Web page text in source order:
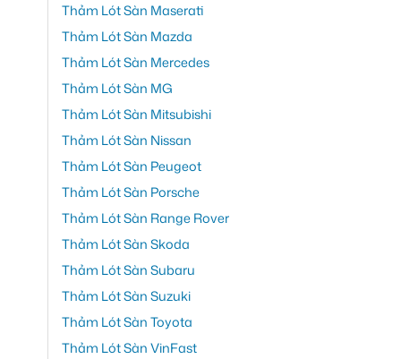
Thảm Lót Sàn Maserati
Thảm Lót Sàn Mazda
Thảm Lót Sàn Mercedes
Thảm Lót Sàn MG
Thảm Lót Sàn Mitsubishi
Thảm Lót Sàn Nissan
Thảm Lót Sàn Peugeot
Thảm Lót Sàn Porsche
Thảm Lót Sàn Range Rover
Thảm Lót Sàn Skoda
Thảm Lót Sàn Subaru
Thảm Lót Sàn Suzuki
Thảm Lót Sàn Toyota
Thảm Lót Sàn VinFast